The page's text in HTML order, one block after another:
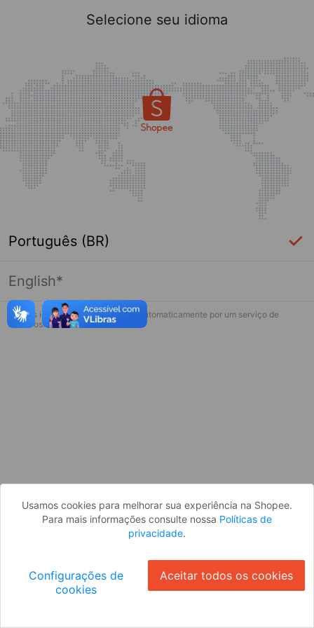
Selecione seu idioma
Português (BR)
English*
* Esses idiomas serão traduzidos automaticamente por um serviço de
terceiros.
Usamos cookies para melhorar sua experiência na Shopee.
Para mais informações consulte nossa Políticas de
privacidade.
Configurações de
cookies
Aceitar todos os cookies
toque de novo e tente novamente.